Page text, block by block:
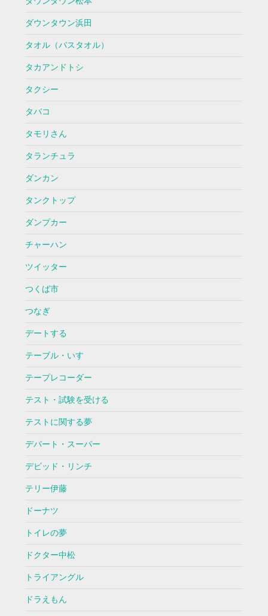
ダウンタウン浜田
タオル（バスタオル）
タカアンドトシ
タクシー
タバコ
タモリさん
タランチュラ
ダンカン
タンクトップ
ダンプカー
チャーハン
ツイッター
つくば市
つなぎ
デートする
テーブル・いす
テープレコーダー
テスト・試験を受ける
テストに関する夢
デパート・スーパー
デビッド・リンチ
テリー伊藤
ドーナツ
トイレの夢
ドクター中松
トライアングル
ドラえもん